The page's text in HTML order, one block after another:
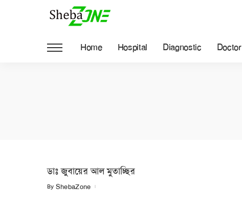
Home Hospital Diagnostic Doctor
ডাঃ জুবায়ের আল মুতাচ্ছির
By ShebaZone